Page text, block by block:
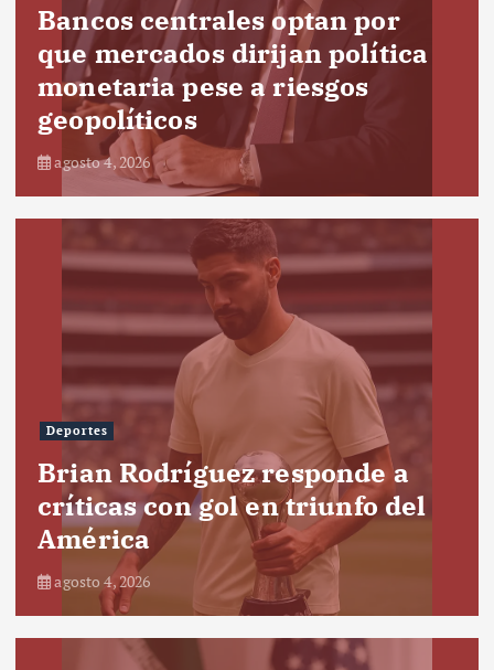
Bancos centrales optan por
que mercados dirijan política
monetaria pese a riesgos
geopolíticos
agosto 4, 2026
Deportes
Brian Rodríguez responde a
críticas con gol en triunfo del
América
agosto 4, 2026